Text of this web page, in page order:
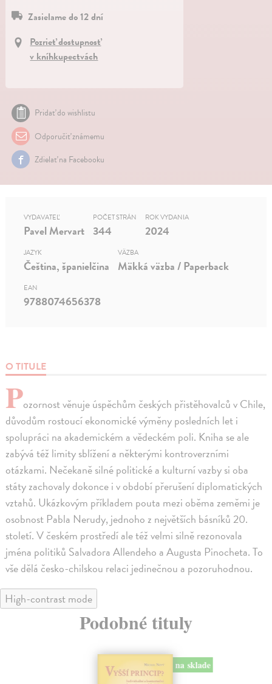
Zasielame do 12 dní
Pozrieť dostupnosť
v kníhkupectvách
Pridať do wishlistu
Odporučiť známemu
Zdielať na Facebooku
O TITULE
Pozornost věnuje úspěchům českých přistěhovalců v Chile,
důvodům rostoucí ekonomické výměny posledních let i
spolupráci na akademickém a vědeckém poli. Kniha se ale
zabývá též limity sblížení a některými kontroverzními
otázkami. Nečekaně silné politické a kulturní vazby si oba
státy zachovaly dokonce i v období přerušení diplomatických
vztahů. Ukázkovým příkladem pouta mezi oběma zeměmi je
osobnost Pabla Nerudy, jednoho z největších básníků 20.
století. V českém prostředí ale též velmi silně rezonovala
jména politiků Salvadora Allendeho a Augusta Pinocheta. To
vše dělá česko-chilskou relaci jedinečnou a pozoruhodnou.
VYDAVATEĽ
Pavel Mervart
POČET STRÁN
344
ROK VYDANIA
2024
JAZYK
Čeština, španielčina
VÄZBA
Mäkká väzba / Paperback
EAN
9788074656378
High-contrast mode
Podobné tituly
na sklade